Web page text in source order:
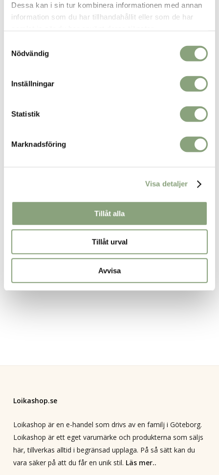
Dessa kan i sin tur kombinera informationen med annan
information som du har tillhandahållit eller som de har
Nödvändig
Inställningar
Statistik
Marknadsföring
Visa detaljer
Tillåt alla
Tillåt urval
Avvisa
299.00kr Det
ursprungliga
var:
99.00
Loikashop.se
Loikashop är en e-handel som drivs av en familj i Göteborg.
Loikashop är ett eget varumärke och produkterna som säljs
här, tillverkas alltid i begränsad upplaga. På så sätt kan du
vara säker på att du får en unik stil. Läs mer..